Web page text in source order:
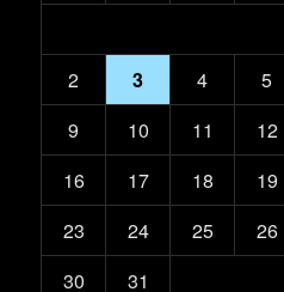
2
3 4 5
9
10 11 12
16
17 18 19
23
24 25 26
30
31